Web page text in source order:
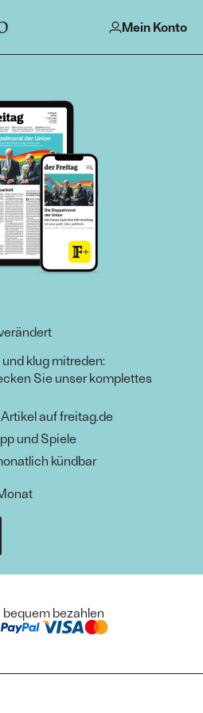
Mein Konto
klug mitreden:
Sie unser komplettes
auf freitag.de
und Spiele
kündbar
bequem bezahlen